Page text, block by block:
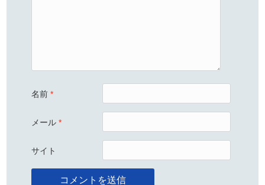
名前*
メール*
サイト